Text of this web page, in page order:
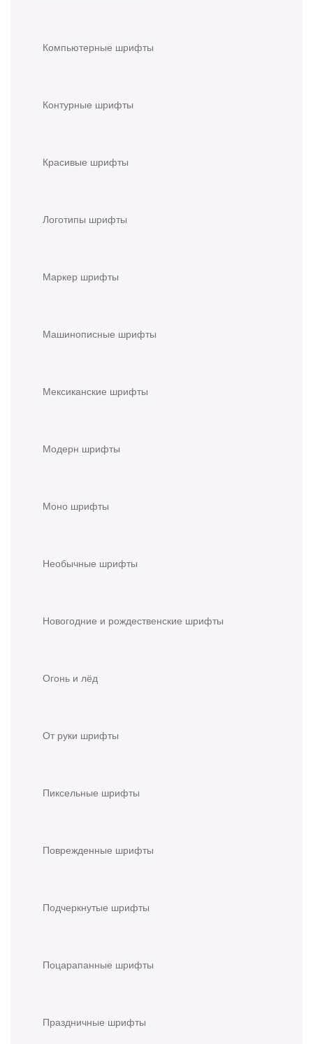
Компьютерные шрифты
Контурные шрифты
Красивые шрифты
Логотипы шрифты
Маркер шрифты
Машинописные шрифты
Мексиканские шрифты
Модерн шрифты
Моно шрифты
Необычные шрифты
Новогодние и рождественские шрифты
Огонь и лёд
От руки шрифты
Пиксельные шрифты
Поврежденные шрифты
Подчеркнутые шрифты
Поцарапанные шрифты
Праздничные шрифты